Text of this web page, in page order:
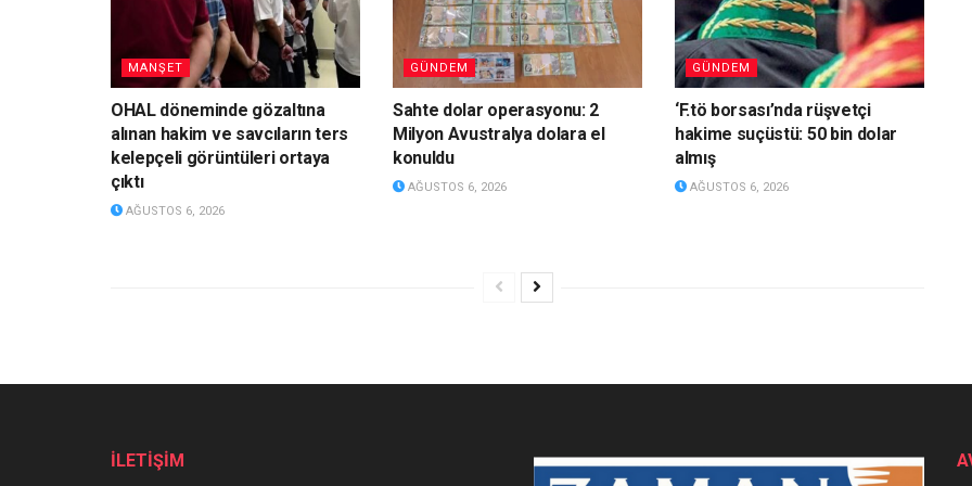
MANŞET
OHAL döneminde gözaltına
alınan hakim ve savcıların ters
kelepçeli görüntüleri ortaya
çıktı
AĞUSTOS 6, 2026
GÜNDEM
Sahte dolar operasyonu: 2
Milyon Avustralya dolara el
konuldu
AĞUSTOS 6, 2026
GÜNDEM
‘F.tö borsası’nda rüşvetçi
hakime suçüstü: 50 bin dolar
almış
AĞUSTOS 6, 2026
İLETİŞİM